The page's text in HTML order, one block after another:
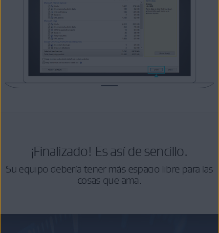
¡Finalizado! Es así de sencillo.
Su equipo debería tener más espacio libre para las
cosas que ama.